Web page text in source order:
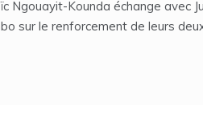
Ngouayit-Kounda échange avec
sur le renforcement de leurs